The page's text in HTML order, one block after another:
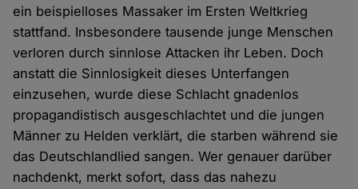
ein beispielloses Massaker im Ersten Weltkrieg
stattfand. Insbesondere tausende junge Menschen
verloren durch sinnlose Attacken ihr Leben. Doch
anstatt die Sinnlosigkeit dieses Unterfangen
einzusehen, wurde diese Schlacht gnadenlos
propagandistisch ausgeschlachtet und die jungen
Männer zu Helden verklärt, die starben während sie
das Deutschlandlied sangen. Wer genauer darüber
nachdenkt, merkt sofort, dass das nahezu